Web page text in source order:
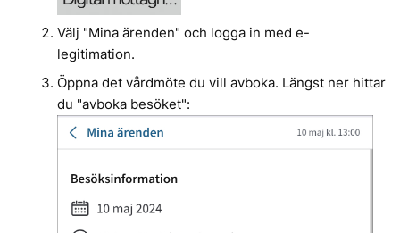
Välj "Mina ärenden" och logga in med e-
legitimation.
Öppna det vårdmöte du vill avboka. Längst ner hittar
du "avboka besöket":